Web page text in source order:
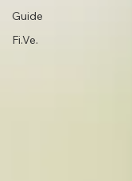
Guide
Fi.Ve.